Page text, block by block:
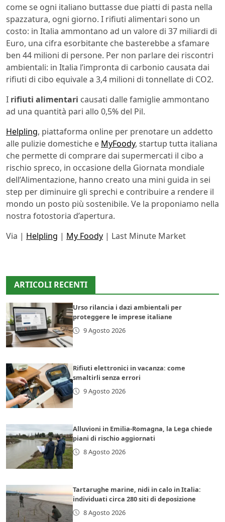
come se ogni italiano buttasse due piatti di pasta nella
spazzatura, ogni giorno. I rifiuti alimentari sono un
costo: in Italia ammontano ad un valore di 37 miliardi di
Euro, una cifra esorbitante che basterebbe a sfamare
ben 44 milioni di persone. Per non parlare dei riscontri
ambientali: in Italia l’impronta di carbonio causata dai
rifiuti di cibo equivale a 3,4 milioni di tonnellate di CO2.
I rifiuti alimentari causati dalle famiglie ammontano
ad una quantità pari allo 0,5% del Pil.
Helpling, piattaforma online per prenotare un addetto
alle pulizie domestiche e MyFoody, startup tutta italiana
che permette di comprare dai supermercati il cibo a
rischio spreco, in occasione della Giornata mondiale
dell’Alimentazione, hanno creato una mini guida in sei
step per diminuire gli sprechi e contribuire a rendere il
mondo un posto più sostenibile. Ve la proponiamo nella
nostra fotostoria d’apertura.
Via | Helpling | My Foody | Last Minute Market
ARTICOLI RECENTI
Urso rilancia i dazi ambientali per
proteggere le imprese italiane
9 Agosto 2026
Rifiuti elettronici in vacanza: come
smaltirli senza errori
9 Agosto 2026
Alluvioni in Emilia-Romagna, la Lega chiede
piani di rischio aggiornati
8 Agosto 2026
Tartarughe marine, nidi in calo in Italia:
individuati circa 280 siti di deposizione
8 Agosto 2026